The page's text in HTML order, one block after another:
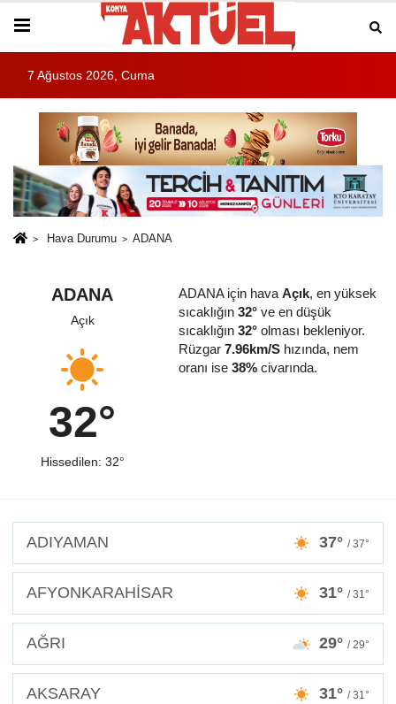
7 Ağustos 2026, Cuma
Hava Durumu ADANA
ADANA
Açık
32°
Hissedilen: 32°
ADANA için hava Açık, en yüksek
sıcaklığın 32°ve en düşük
sıcaklığın 32°olması bekleniyor.
Rüzgar 7.96km/Shızında, nem
oranı ise 38%civarında.
ADIYAMAN 37° / 37°
AFYONKARAHİSAR 31° / 31°
AĞRI 29° / 29°
AKSARAY 31° / 31°